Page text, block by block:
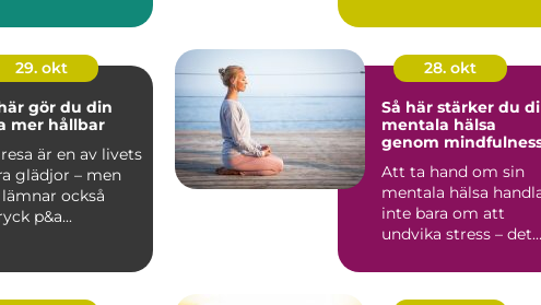
29. okt
gör du din
mer hållbar
är en av livets
glädjor – men
också
p&a...
28. okt
Så här stärker du
mentala hälsa
genom
Att ta hand om sin
mentala hälsa
inte bara om att
undvika stress – det